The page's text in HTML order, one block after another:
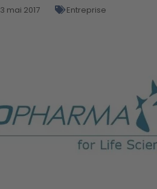
3 mai 2017 Entreprise